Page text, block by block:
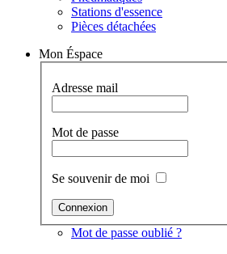
Stations d'essence
Pièces détachées
Mon Éspace
Adresse mail
Mot de passe
Se souvenir de moi
Mot de passe oublié ?